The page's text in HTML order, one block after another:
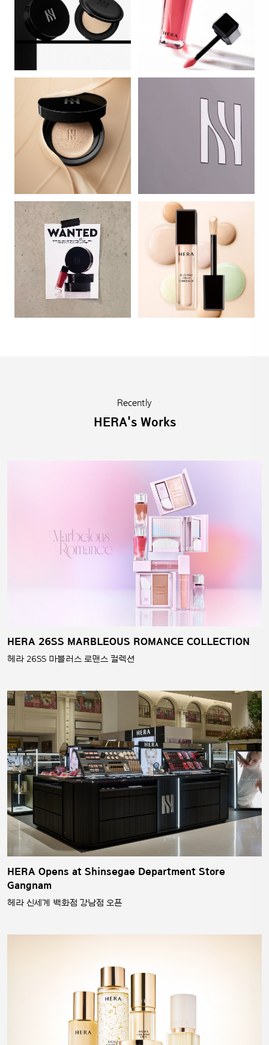
Recently
HERA's Works
HERA 26SS MARBLEOUS ROMANCE COLLECTION
헤라 26SS 마블러스 로맨스 컬렉션
HERA Opens at Shinsegae Department Store
Gangnam
헤라 신세계 백화점 강남점 오픈